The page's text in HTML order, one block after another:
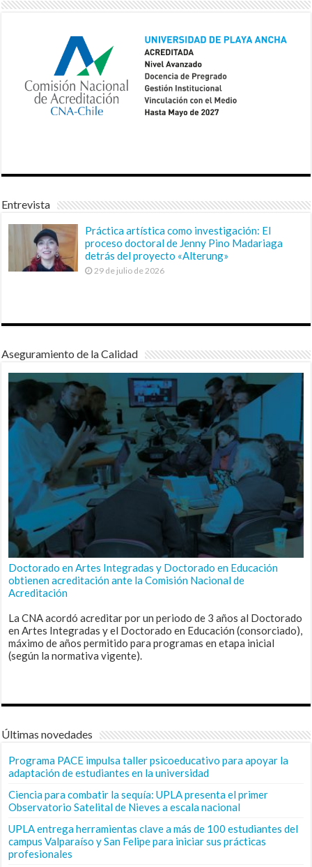
Entrevista
Práctica artística como investigación: El
proceso doctoral de Jenny Pino Madariaga
detrás del proyecto «Alterung»
29 de julio de 2026
Aseguramiento de la Calidad
Doctorado en Artes Integradas y Doctorado en Educación
obtienen acreditación ante la Comisión Nacional de
Acreditación
La CNA acordó acreditar por un periodo de 3 años al Doctorado
en Artes Integradas y el Doctorado en Educación (consorciado),
máximo de años permitido para programas en etapa inicial
(según la normativa vigente).
Últimas novedades
Programa PACE impulsa taller psicoeducativo para apoyar la
adaptación de estudiantes en la universidad
Ciencia para combatir la sequía: UPLA presenta el primer
Observatorio Satelital de Nieves a escala nacional
UPLA entrega herramientas clave a más de 100 estudiantes del
campus Valparaíso y San Felipe para iniciar sus prácticas
profesionales